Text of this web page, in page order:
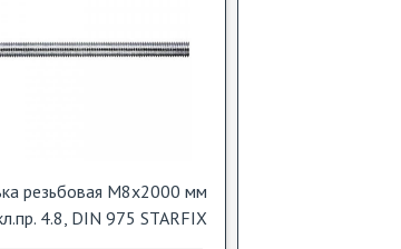
резьбовая М8х2000 мм
4.8, DIN 975 STARFIX